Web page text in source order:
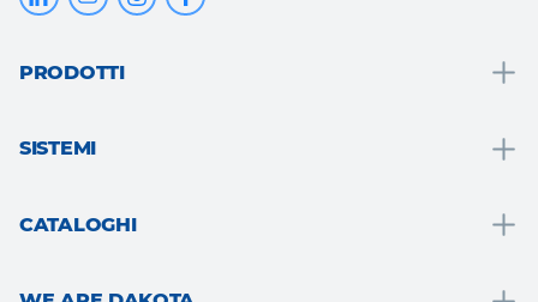
PRODOTTI
Giardino, terrazzo e aree esterne
SISTEMI
CATALOGHI